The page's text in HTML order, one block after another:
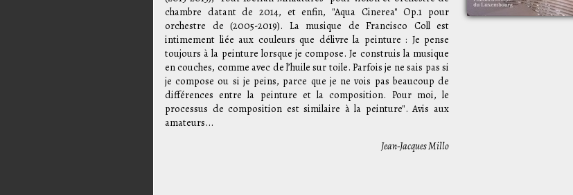
chambre datant de 2014, et enfin, "Aqua Cinerea" Op.1 pour
orchestre de (2005-2019). La musique de Francisco Coll est
intimement liée aux couleurs que délivre la peinture : Je pense
toujours à la peinture lorsque je compose. Je construis la musique
en couches, comme avec de l’huile sur toile. Parfois je ne sais pas si
je compose ou si je peins, parce que je ne vois pas beaucoup de
différences entre la peinture et la composition. Pour moi, le
processus de composition est similaire à la peinture". Avis aux
amateurs...
Jean-Jacques Millo